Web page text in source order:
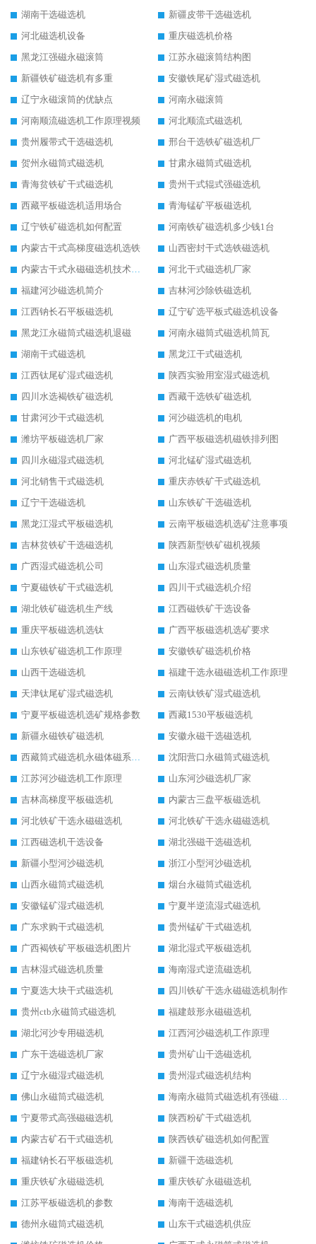
湖南干选磁选机
新疆皮带干选磁选机
河北磁选机设备
重庆磁选机价格
黑龙江强磁永磁滚筒
江苏永磁滚筒结构图
新疆铁矿磁选机有多重
安徽铁尾矿湿式磁选机
辽宁永磁滚筒的优缺点
河南永磁滚筒
河南顺流磁选机工作原理视频
河北顺流式磁选机
贵州履带式干选磁选机
邢台干选铁矿磁选机厂
贺州永磁筒式磁选机
甘肃永磁筒式磁选机
青海贫铁矿干式磁选机
贵州干式辊式强磁选机
西藏平板磁选机适用场合
青海锰矿平板磁选机
辽宁铁矿磁选机如何配置
河南铁矿磁选机多少钱1台
内蒙古干式高梯度磁选机选铁
山西密封干式选铁磁选机
内蒙古干式永磁磁选机技术要求
河北干式磁选机厂家
福建河沙磁选机简介
吉林河沙除铁磁选机
江西钠长石平板磁选机
辽宁矿选平板式磁选机设备
黑龙江永磁筒式磁选机退磁
河南永磁筒式磁选机筒瓦
湖南干式磁选机
黑龙江干式磁选机
江西钛尾矿湿式磁选机
陕西实验用室湿式磁选机
四川水选褐铁矿磁选机
西藏干选铁矿磁选机
甘肃河沙干式磁选机
河沙磁选机的电机
潍坊平板磁选机厂家
广西平板磁选机磁铁排列图
四川永磁湿式磁选机
河北锰矿湿式磁选机
河北销售干式磁选机
重庆赤铁矿干式磁选机
辽宁干选磁选机
山东铁矿干选磁选机
黑龙江湿式平板磁选机
云南平板磁选机选矿注意事项
吉林贫铁矿干选磁选机
陕西新型铁矿磁机视频
广西湿式磁选机公司
山东湿式磁选机质量
宁夏磁铁矿干式磁选机
四川干式磁选机介绍
湖北铁矿磁选机生产线
江西磁铁矿干选设备
重庆平板磁选机选钛
广西平板磁选机选矿要求
山东铁矿磁选机工作原理
安徽铁矿磁选机价格
山西干选磁选机
福建干选永磁磁选机工作原理
天津钛尾矿湿式磁选机
云南钛铁矿湿式磁选机
宁夏平板磁选机选矿规格参数
西藏1530平板磁选机
新疆永磁铁矿磁选机
安徽永磁干选磁选机
西藏筒式磁选机永磁体磁系设计
沈阳营口永磁筒式磁选机
江苏河沙磁选机工作原理
山东河沙磁选机厂家
吉林高梯度平板磁选机
内蒙古三盘平板磁选机
河北铁矿干选永磁磁选机
河北铁矿干选永磁磁选机
江西磁选机干选设备
湖北强磁干选磁选机
新疆小型河沙磁选机
浙江小型河沙磁选机
山西永磁筒式磁选机
烟台永磁筒式磁选机
安徽锰矿湿式磁选机
宁夏半逆流湿式磁选机
广东求购干式磁选机
贵州锰矿干式磁选机
广西褐铁矿平板磁选机图片
湖北湿式平板磁选机
吉林湿式磁选机质量
海南湿式逆流磁选机
宁夏选大块干式磁选机
四川铁矿干选永磁磁选机制作
贵州ctb永磁筒式磁选机
福建鼓形永磁磁选机
湖北河沙专用磁选机
江西河沙磁选机工作原理
广东干选磁选机厂家
贵州矿山干选磁选机
辽宁永磁湿式磁选机
贵州湿式磁选机结构
佛山永磁筒式磁选机
海南永磁筒式磁选机有强磁的吗
宁夏带式高强磁磁选机
陕西粉矿干式磁选机
内蒙古矿石干式磁选机
陕西铁矿磁选机如何配置
福建钠长石平板磁选机
新疆干选磁选机
重庆铁矿永磁磁选机
重庆铁矿永磁磁选机
江苏平板磁选机的参数
海南干选磁选机
德州永磁筒式磁选机
山东干式磁选机供应